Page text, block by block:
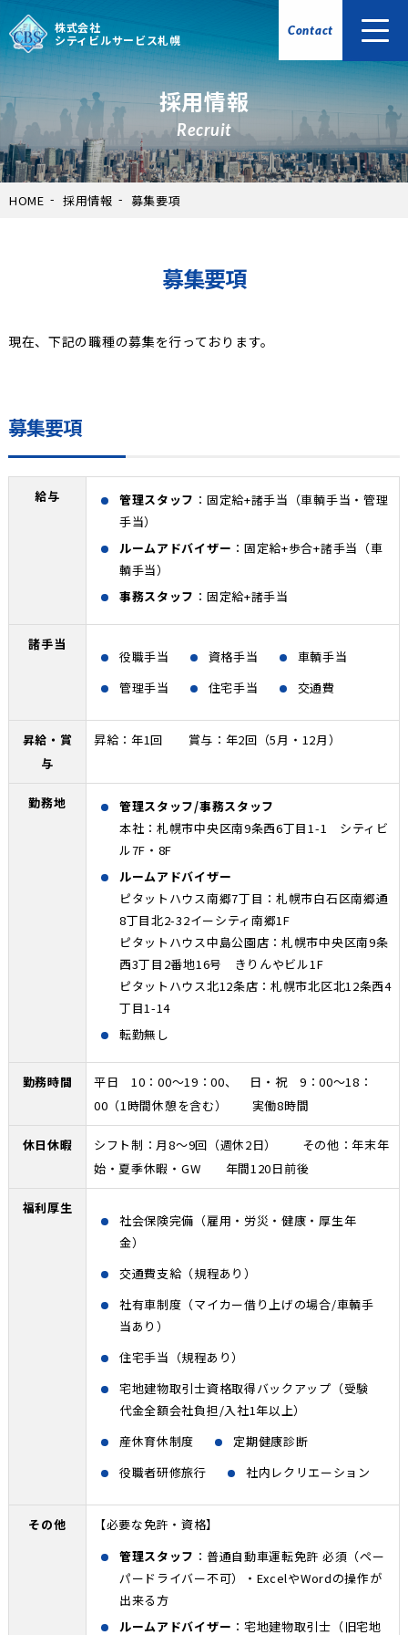
株式会社
シティビルサービス札幌
Contact
採用情報
Recruit
HOME 採用情報 募集要項
募集要項
現在、下記の職種の募集を行っております。
募集要項
給与 管理スタッフ ：固定給+諸手当（車輌手当・管理
手当）
ルームアドバイザー ：固定給+歩合+諸手当（車
輌手当）
事務スタッフ ：固定給+諸手当
諸手当
役職手当 資格手当
車輌手当
管理手当
住宅手当 交通費
昇給・賞
与
昇給：年1回 賞与：年2回（5月・12月）
勤務地
管理スタッフ/事務スタッフ
本社：札幌市中央区南9条西6丁目1-1 シティビ
ル7F・8F
ルームアドバイザー
ピタットハウス南郷7丁目：札幌市白石区南郷通
8丁目北2-32イーシティ南郷1F
ピタットハウス中島公園店：札幌市中央区南9条
西3丁目2番地16号 きりんやビル1F
ピタットハウス北12条店：札幌市北区北12条西4
丁目1-14
転勤無し
勤務時間
平日 10：00～19：00、 日・祝 9：00～18：
00（1時間休憩を含む） 実働8時間
休日休暇
シフト制：月8～9回（週休2日） その他：年末年
始・夏季休暇・GW 年間120日前後
福利厚生
社会保険完備（雇用・労災・健康・厚生年
金）
交通費支給（規程あり）
社有車制度（マイカー借り上げの場合/車輌手
当あり）
住宅手当（規程あり）
宅地建物取引士資格取得バックアップ（受験
代金全額会社負担/入社1年以上）
産休育休制度
定期健康診断
役職者研修旅行
社内レクリエーション
その他
【必要な免許・資格】
管理スタッフ ：普通自動車運転免許 必須（ペー
パードライバー不可）・ExcelやWordの操作が
出来る方
ルームアドバイザー ：宅地建物取引士（旧宅地